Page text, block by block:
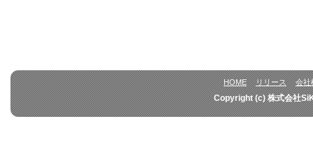
HOME リリース 会社
Copyright (c) 株式会社